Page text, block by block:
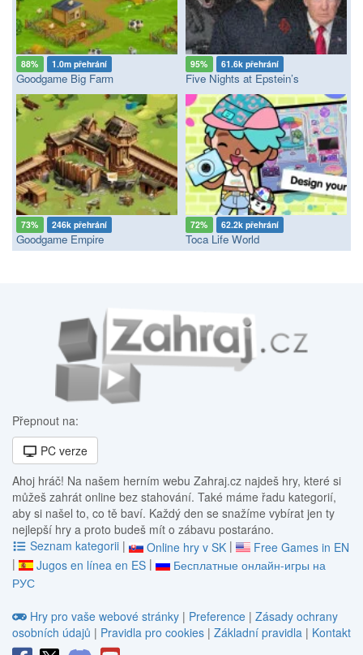
88% 1.0m přehrání
Goodgame Big Farm
95% 61.6k přehrání
Five Nights at Epstein’s
73% 246k přehrání
Goodgame Empire
72% 62.2k přehrání
Toca Life World
Přepnout na:
PC verze
Ahoj hráč! Na našem herním webu Zahraj.cz najdeš hry, které si
můžeš zahrát online bez stahování. Také máme řadu kategorií,
aby si našel to, co tě baví. Každý den se snažíme vybírat jen ty
nejlepší hry a proto budeš mít o zábavu postaráno.
Seznam kategorii | Online hry v SK |
Free Games in EN
|
Jugos en línea en ES |
Бесплатные онлайн-игры на
РУС
Hry pro vaše webové stránky | Preference | Zásady ochrany
osobních údajů | Pravidla pro cookies | Základní pravidla | Kontakt